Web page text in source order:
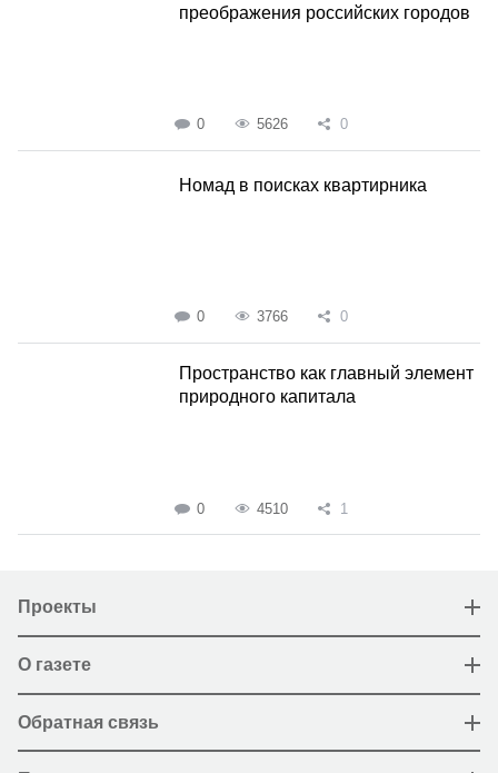
преображения российских городов
0 5626 0
Номад в поисках квартирника
0 3766 0
Пространство как главный элемент
природного капитала
0 4510 1
Проекты
О газете
Обратная связь